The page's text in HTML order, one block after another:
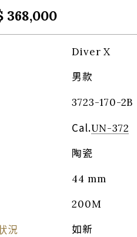
368,000
Diver X
男款
3723-170-2B
Cal.UN-372
陶瓷
44 mm
200M
況 如新